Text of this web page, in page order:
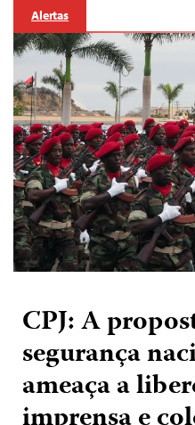
Alertas
CPJ: A
segurança
ameaça a